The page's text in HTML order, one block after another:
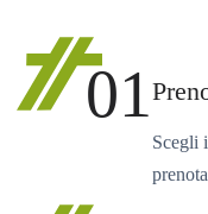
01
Scegli